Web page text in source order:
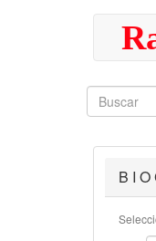
Buscar
Buscar
B I O